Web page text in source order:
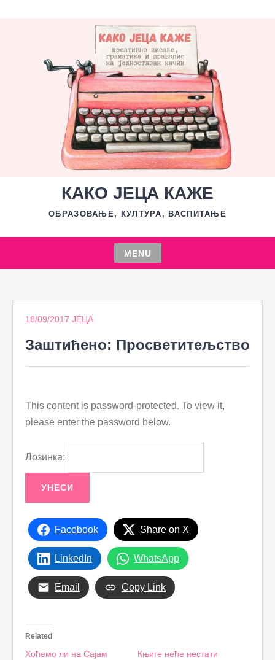
КАКО ЈЕЦА КАЖЕ
ОБРАЗОВАЊЕ, КУЛТУРА, ВАСПИТАЊЕ
MENU
Skip
content
18/09/2017 ЈЕЦА
Заштићено: Просветитељство
This content is password-protected. To view it,
please enter the password below.
Лозинка:
Facebook Share on X
LinkedIn WhatsApp
Email Copy Link
Related
Хоћемо ли на Сајам
Књиге неће нестати